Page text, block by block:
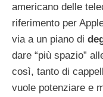
americano delle
riferimento per
via a un piano di
dare “più spazio”
così, tanto di
vuole potenziare e